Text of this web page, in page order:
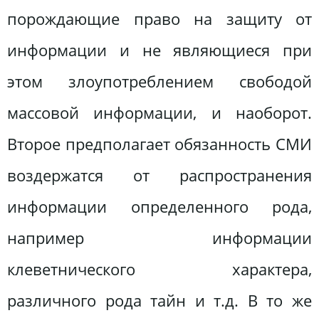
порождающие право на защиту от
информации и не являющиеся при
этом злоупотреблением свободой
массовой информации, и наоборот.
Второе предполагает обязанность СМИ
воздержатся от распространения
информации определенного рода,
например информации
клеветнического характера,
различного рода тайн и т.д. В то же